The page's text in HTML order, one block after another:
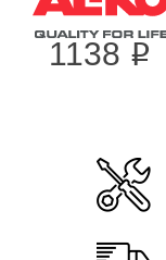
1138 i